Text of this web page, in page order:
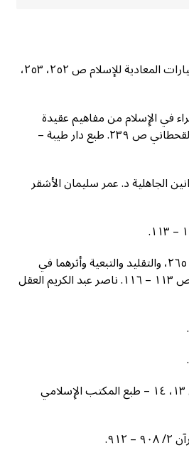
(١) انظر: الغزو الفكري والتيارات المعادية للإسلام ص ٢٥٢، ٢٥٣،
في الإِسلام من مفاهيم عقيدة
السلف لمحمد بن سعيد القحطاني ص ٢٣٩. طبع دار طيبة –
الجاهلية د. عمر سليمان الأشقر
(٥) لنظر: الغزو الفكري ص ٢٦٥، والتقليد والتبعية وأثرهما في
كيان الأمة الإِسلامية من ص ١١٣ – ١١٦. ناصر عبد الكريم العقل
(٨) الإِيمان لابن تيمية ص ١٣، ١٤ – طبع المكتب الإِسلامي